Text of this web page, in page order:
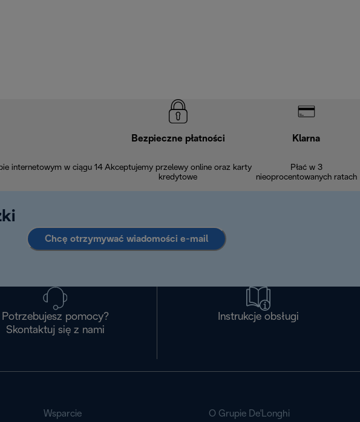
internetowym w ciągu 14
Bezpieczne płatności
Akceptujemy przelewy online oraz karty
kredytowe
Klarna
Płać w 3
nieoprocentowanych ratach
Chcę otrzymywać wiadomości e-mail
Potrzebujesz pomocy?
Skontaktuj się z nami
Instrukcje obsługi
Wsparcie O Grupie De'Longhi